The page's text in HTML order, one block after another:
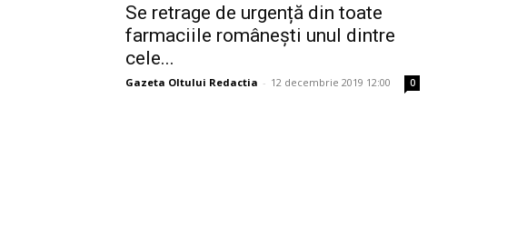
Se retrage de urgență din toate
farmaciile românești unul dintre
cele...
Gazeta Oltului Redactia - 12 decembrie 2019 12:00 0